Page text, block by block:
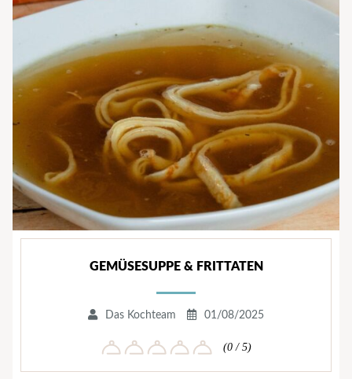
GEMÜSESUPPE & FRITTATEN
Das Kochteam 01/08/2025
(0 / 5)